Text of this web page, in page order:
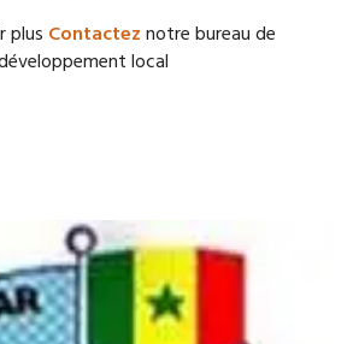
plus Contacteznotre bureau de
local